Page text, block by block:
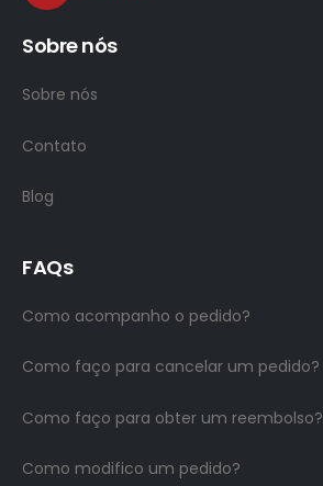
Sobre nós
Sobre nós
Contato
Blog
FAQs
Como acompanho o pedido?
Como faço para cancelar um pedido?
Como faço para obter um reembolso?
Como modifico um pedido?